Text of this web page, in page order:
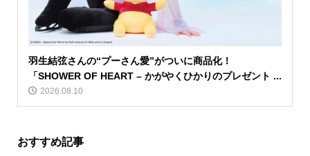
羽生結弦さんの“プーさん愛”がついに商品化！
「SHOWER OF HEART – かがやくひかりのプレゼント ...
2026.08.10
おすすめ記事